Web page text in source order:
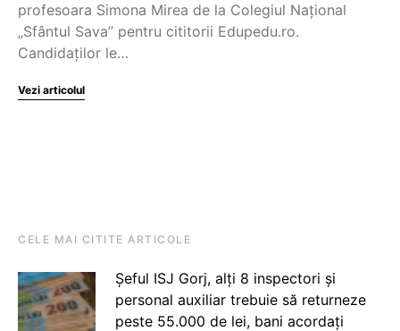
profesoara Simona Mirea de la Colegiul Național
„Sfântul Sava” pentru cititorii Edupedu.ro.
Candidaților le…
Vezi articolul
CELE MAI CITITE ARTICOLE
Șeful ISJ Gorj, alți 8 inspectori și
personal auxiliar trebuie să returneze
peste 55.000 de lei, bani acordați